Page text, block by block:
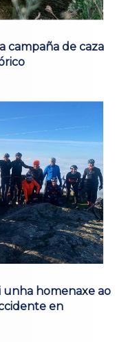
campaña de caza
unha homenaxe ao
en